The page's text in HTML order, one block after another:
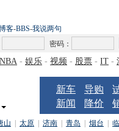
客-BBS-我说两句
密码：
NBA - 娱乐 - 视频 - 股票 - IT -
新车 导购
新闻
降价
山 太原 济南 青岛 烟台